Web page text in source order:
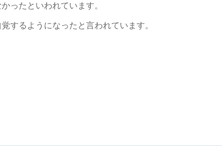
ったといわれています。
するようになったと言われています。